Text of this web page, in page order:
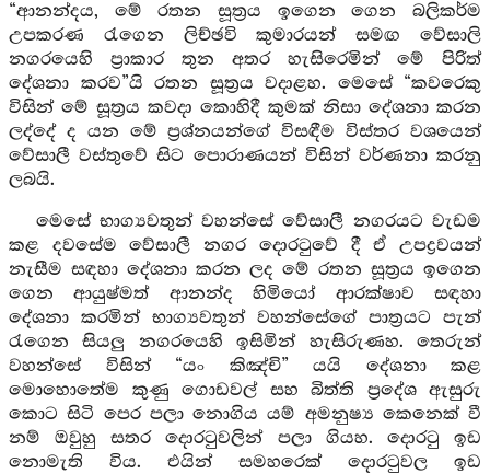
“ආනන්දය, මේ රතන සූත්‍රය ඉගෙන ගෙන බලිකර්ම
උපකරණ රැගෙන ලිච්ඡවි කුමාරයන් සමඟ වේසාලි
නගරයෙහි ප්‍රාකාර තුන අතර හැසිරෙමින් මේ පිරිත්
දේශනා කරව”යි රතන සූත්‍රය වදාළහ. මෙසේ “කවරෙකු
විසින් මේ සූත්‍රය කවදා කොහිදී කුමක් නිසා දේශනා කරන
ලද්දේ ද යන මේ ප්‍රශ්නයන්ගේ විසඳීම විස්තර වශයෙන්
වේසාලී වස්තුවේ සිට පොරාණයන් විසින් වර්ණනා කරනු
ලබයි.
මෙසේ භාග්‍යවතුන් වහන්සේ වේසාලී නගරයට වැඩම
කළ දවසේම වේසාලී නගර දොරටුවේ දී ඒ උපද්‍රවයන්
නැසීම සඳහා දේශනා කරන ලද මේ රතන සූත්‍රය ඉගෙන
ගෙන ආයුෂ්මත් ආනන්ද හිමියෝ ආරක්ෂාව සඳහා
දේශනා කරමින් භාග්‍යවතුන් වහන්සේගේ පාත්‍රයට පැන්
රැගෙන සියලු නගරයෙහි ඉසිමින් හැසිරුණහ. තෙරුන්
වහන්සේ විසින් “යං කිඤ්චි” යයි දේශනා කළ
මොහොතේම කුණු ගොඩවල් සහ බිත්ති ප්‍රදේශ ඇසුරු
කොට සිටි පෙර පලා නොගිය යම් අමනුෂ්‍ය කෙනෙක් වී
නම් ඔවුහු සතර දොරටුවලින් පලා ගියහ. දොරටු ඉඩ
නොමැති විය. එයින් සමහරෙක් දොරටුවල ඉඩ